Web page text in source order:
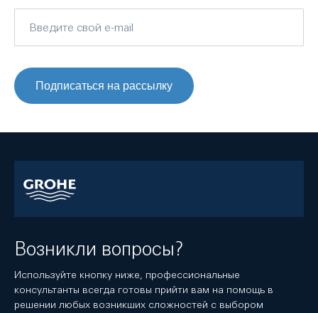
Подписаться на рассылку
Возникли вопросы?
Используйте кнопку ниже, профессиональные
консультанты всегда готовы прийти вам на помощь в
решении любых возникших сложностей с выбором